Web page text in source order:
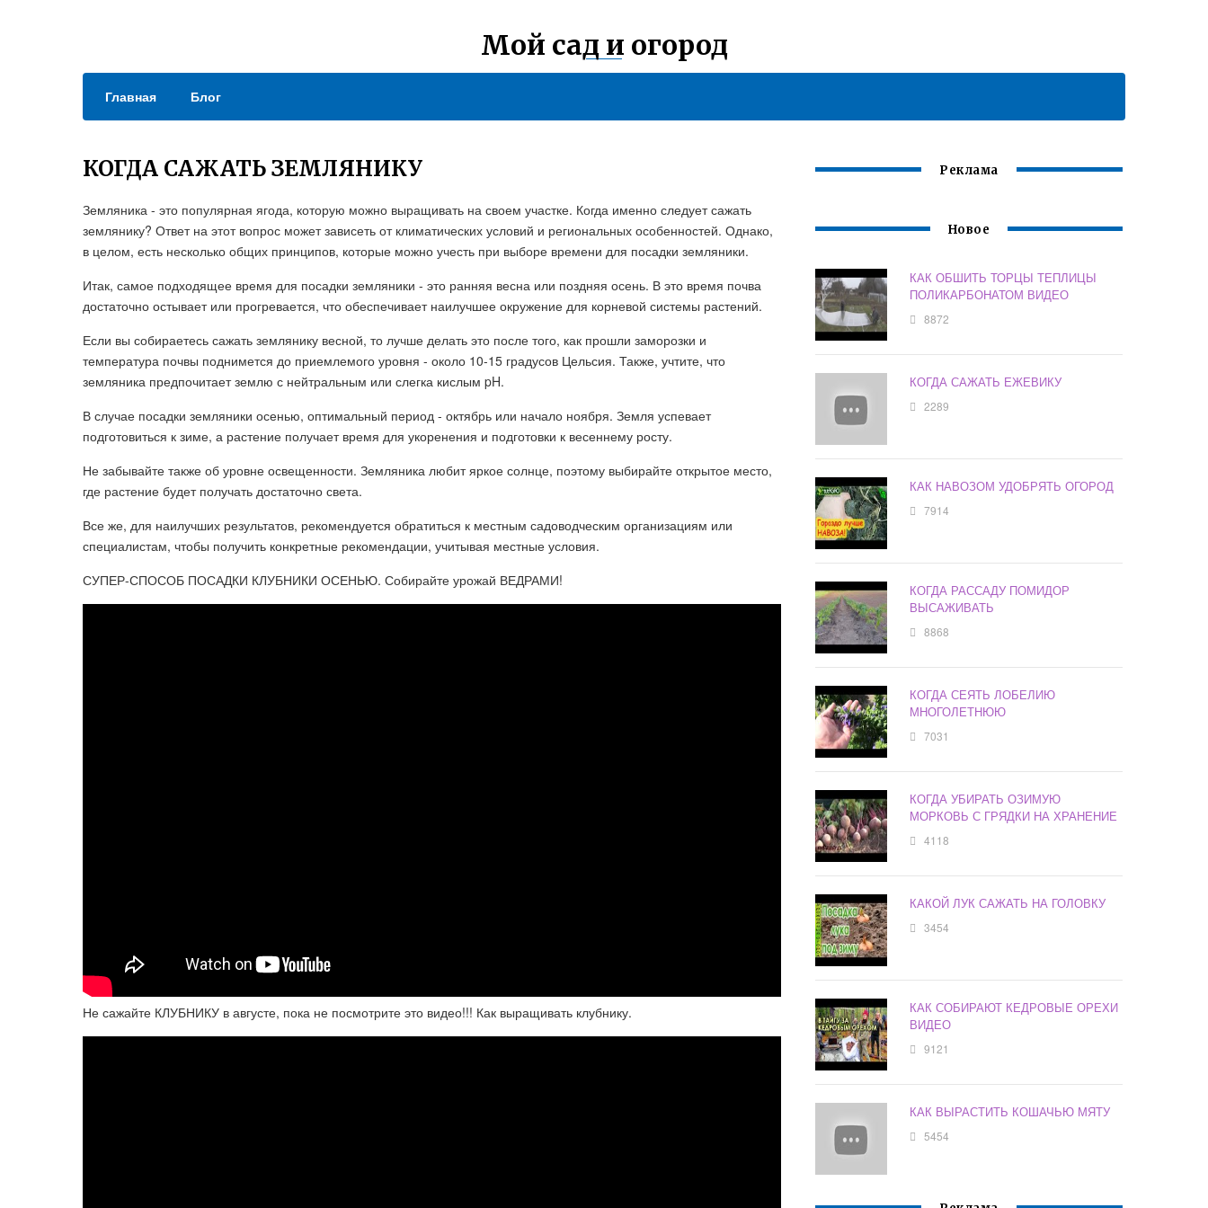
Мой сад и огород
Главная Блог
КОГДА САЖАТЬ ЗЕМЛЯНИКУ
Земляника - это популярная ягода, которую можно выращивать на своем участке. Когда именно следует сажать
землянику? Ответ на этот вопрос может зависеть от климатических условий и региональных особенностей. Однако,
в целом, есть несколько общих принципов, которые можно учесть при выборе времени для посадки земляники.
Итак, самое подходящее время для посадки земляники - это ранняя весна или поздняя осень. В это время почва
достаточно остывает или прогревается, что обеспечивает наилучшее окружение для корневой системы растений.
Если вы собираетесь сажать землянику весной, то лучше делать это после того, как прошли заморозки и
температура почвы поднимется до приемлемого уровня - около 10-15 градусов Цельсия. Также, учтите, что
земляника предпочитает землю с нейтральным или слегка кислым pH.
В случае посадки земляники осенью, оптимальный период - октябрь или начало ноября. Земля успевает
подготовиться к зиме, а растение получает время для укоренения и подготовки к весеннему росту.
Не забывайте также об уровне освещенности. Земляника любит яркое солнце, поэтому выбирайте открытое место,
где растение будет получать достаточно света.
Все же, для наилучших результатов, рекомендуется обратиться к местным садоводческим организациям или
специалистам, чтобы получить конкретные рекомендации, учитывая местные условия.
СУПЕР-СПОСОБ ПОСАДКИ КЛУБНИКИ ОСЕНЬЮ. Собирайте урожай ВЕДРАМИ!
Не сажайте КЛУБНИКУ в августе, пока не посмотрите это видео!!! Как выращивать клубнику.
Реклама
Новое
КАК ОБШИТЬ ТОРЦЫ ТЕПЛИЦЫ
ПОЛИКАРБОНАТОМ ВИДЕО
8872
КОГДА САЖАТЬ ЕЖЕВИКУ
2289
КАК НАВОЗОМ УДОБРЯТЬ ОГОРОД
7914
КОГДА РАССАДУ ПОМИДОР
ВЫСАЖИВАТЬ
8868
КОГДА СЕЯТЬ ЛОБЕЛИЮ
МНОГОЛЕТНЮЮ
7031
КОГДА УБИРАТЬ ОЗИМУЮ
МОРКОВЬ С ГРЯДКИ НА ХРАНЕНИЕ
4118
КАКОЙ ЛУК САЖАТЬ НА ГОЛОВКУ
3454
КАК СОБИРАЮТ КЕДРОВЫЕ ОРЕХИ
ВИДЕО
9121
КАК ВЫРАСТИТЬ КОШАЧЬЮ МЯТУ
5454